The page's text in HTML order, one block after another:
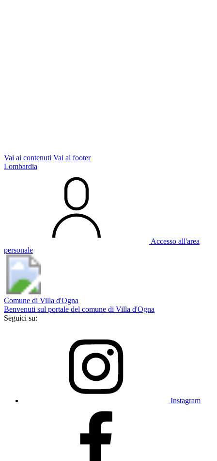
Vai ai contenuti Vai al footer
Lombardia
Accesso all'area
personale
Comune di Villa d'Ogna
Benvenuti sul portale del comune di Villa d'Ogna
Seguici su:
Instagram